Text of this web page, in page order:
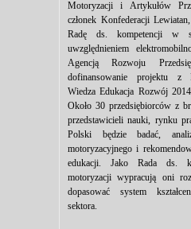
Motoryzacji i Artykułów
członek Konfederacji
Radę ds. kompetencji w
uwzględnieniem
Agencją Rozwoju
dofinansowanie projektu z
Wiedza Edukacja Rozwój
Około 30 przedsiębiorców z
przedstawicieli nauki, rynku
Polski będzie badać,
motoryzacyjnego i
edukacji. Jako Rada ds.
motoryzacji wypracują oni
dopasować system
sektora.